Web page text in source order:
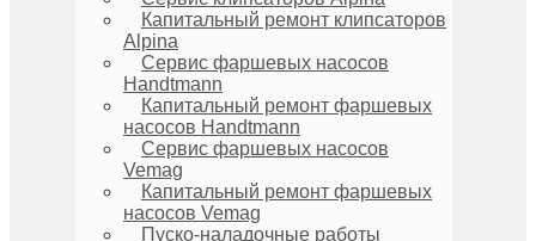
Капитальный ремонт клипсаторов
Alpina
Сервис фаршевых насосов
Handtmann
Капитальный ремонт фаршевых
насосов Handtmann
Сервис фаршевых насосов
Vemag
Капитальный ремонт фаршевых
насосов Vemag
Пуско-наладочные работы